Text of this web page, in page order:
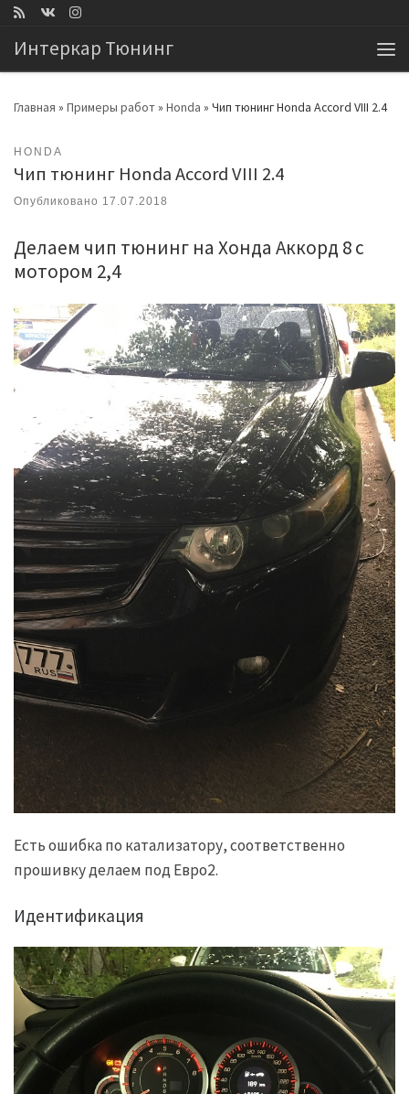
Интеркар Тюнинг
Главная » Примеры работ» Honda » Чип тюнинг Honda Accord VIII 2.4
HONDA
Чип тюнинг Honda Accord VIII 2.4
Опубликовано 17.07.2018
Делаем чип тюнинг на Хонда Аккорд 8 с
мотором 2,4
Есть ошибка по катализатору, соответственно
прошивку делаем под Евро2.
Идентификация